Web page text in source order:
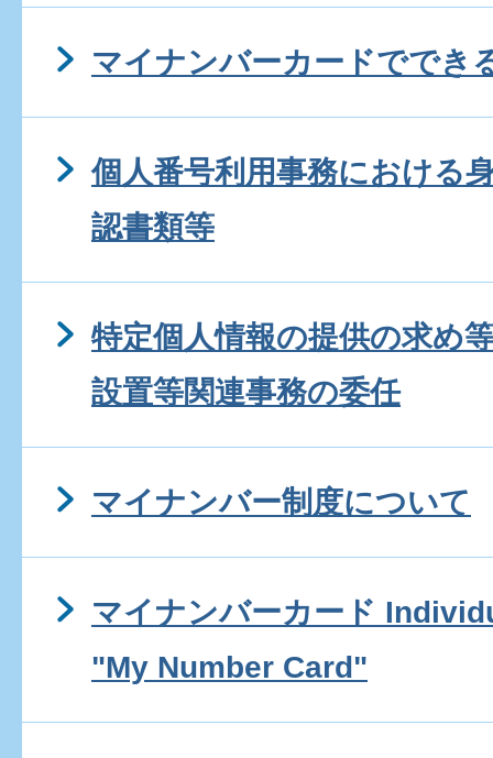
マイナンバーカードででき
個人番号利用事務における
認書類等
特定個人情報の提供の求め
設置等関連事務の委任
マイナンバー制度について
マイナンバーカード
"My Number Card"